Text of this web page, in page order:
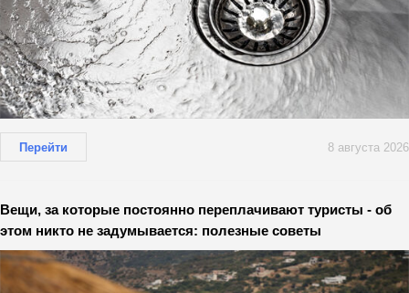
Перейти 8 августа 2026
Вещи, за которые постоянно переплачивают туристы - об
этом никто не задумывается: полезные советы